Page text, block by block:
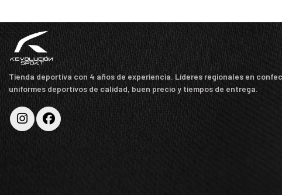
Tienda deportiva con 4 años de experiencia. Líderes regionales en
uniformes deportivos de calidad, buen precio y tiempos de entrega.